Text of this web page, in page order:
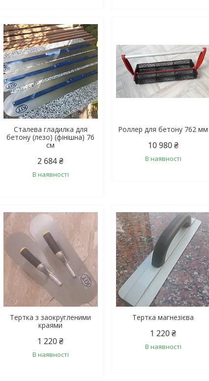
Сталева гладилка для
бетону (лезо) (фінішна) 76
см
2 684 ₴
В наявності
Роллер для бетону 762 мм
10 980 ₴
В наявності
Тертка з заокругленими
краями
1 220 ₴
В наявності
Тертка магнезієва
1 220 ₴
В наявності